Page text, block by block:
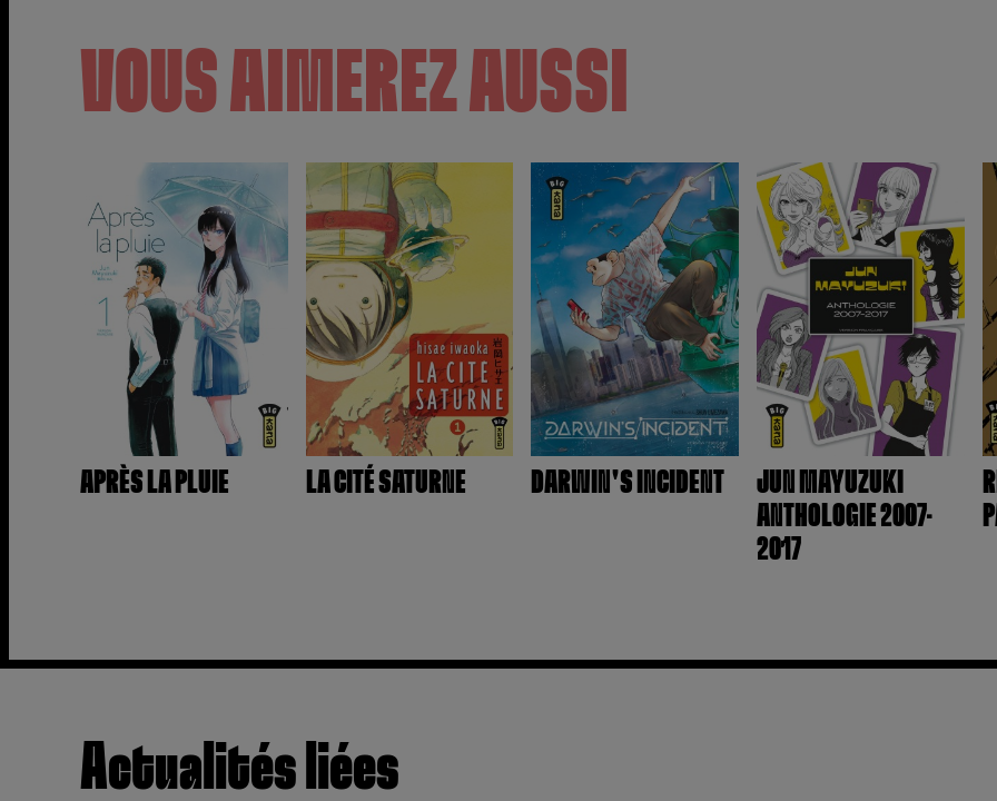
VOUS AIMEREZ AUSSI
APRÈS LA PLUIE LA CITÉ SATURNE DARWIN'S INCIDENT
JUN MAYUZUKI
ANTHOLOGIE 2007–
2017
Actualités liées